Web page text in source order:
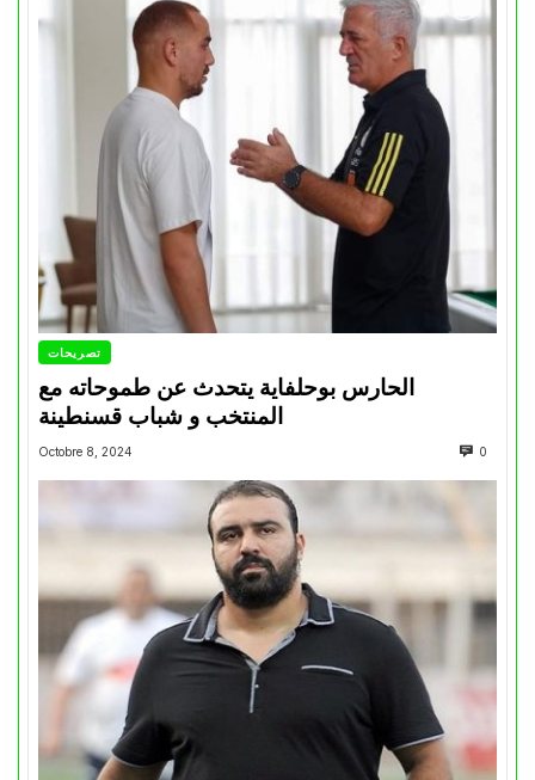
تصريحات
الحارس بوحلفاية يتحدث عن طموحاته مع
المنتخب و شباب قسنطينة
Octobre 8, 2024 0